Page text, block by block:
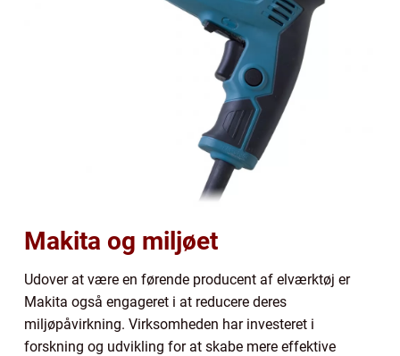
Makita og miljøet
Udover at være en førende producent af elværktøj er
Makita også engageret i at reducere deres
miljøpåvirkning. Virksomheden har investeret i
forskning og udvikling for at skabe mere effektive